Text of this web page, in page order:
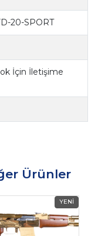
20-SPORT
İçin İletişime
Ürünler